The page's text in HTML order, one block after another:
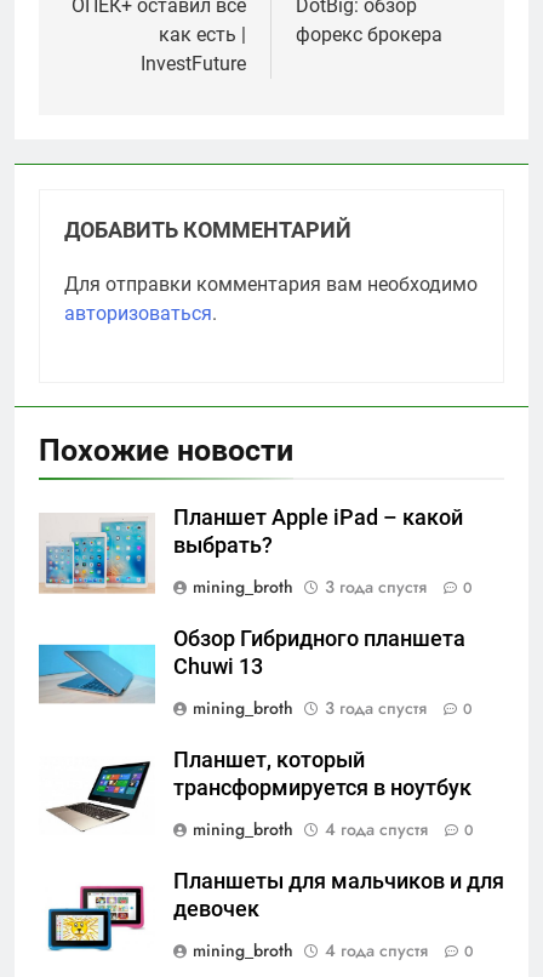
по
записям
ОПЕК+ оставил всё
как есть |
InvestFuture
DotBig: обзор
форекс брокера
ДОБАВИТЬ КОММЕНТАРИЙ
Для отправки комментария вам необходимо
авторизоваться.
Похожие новости
Планшет Apple iPad – какой
выбрать?
mining_broth
3 года спустя 0
Обзор Гибридного планшета
Chuwi 13
mining_broth
3 года спустя 0
Планшет, который
трансформируется в ноутбук
mining_broth
4 года спустя 0
Планшеты для мальчиков и для
девочек
mining_broth
4 года спустя 0